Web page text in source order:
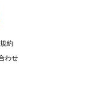
約
わせ